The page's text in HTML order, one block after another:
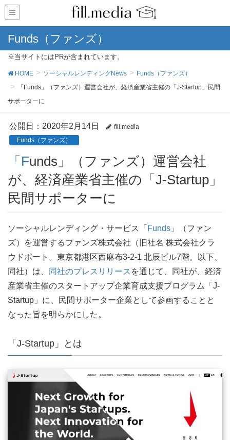
Funds（ファンズ）
※当サイトにはPRが含まれています。
HOME ソーシャルレンディングNews
Funds（ファンズ）
「Funds」（ファンズ）運営会社が、経済産業省主催の「J-Startup」民間
サポーターに
公開日： 2020年2月14日
fill.media
Funds（ファンズ）
「Funds」（ファンズ）運営会社
が、経済産業省主催の「J-Startup」
民間サポーターに
ソーシャルレンディング・サービス「 Funds 」（ファン
ズ）を運営するファンズ株式会社（旧社名 株式会社クラ
ウドポート。東京都港区西麻布3-2-1 北辰ビル7階。以下、
同社）は、
同社のプレスリリース を通じて、同社が、経済
産業省主催のスタートアップ企業育成支援プログラム「J-
Startup」に、民間サポーター企業として参画することと
なった旨を明らかにした。
「J-Startup」とは